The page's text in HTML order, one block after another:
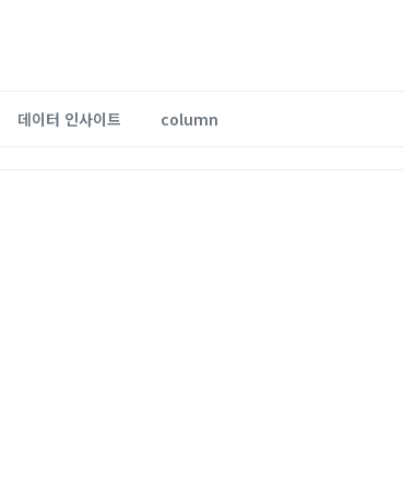
데이터 인사이트 column